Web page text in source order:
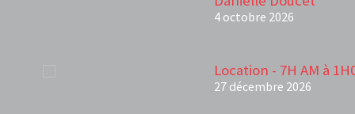
4 octobre 2026
Location - 7H AM à
27 décembre 2026